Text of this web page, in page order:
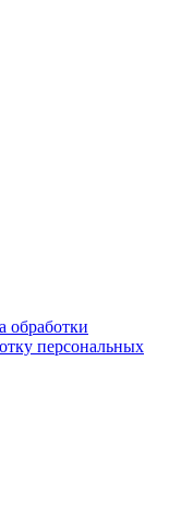
обработки
персональных